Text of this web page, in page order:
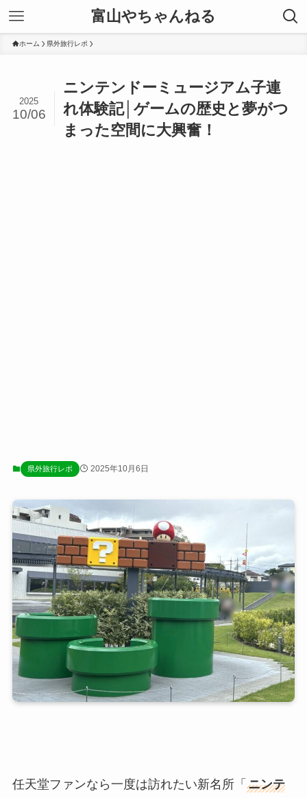
富山やちゃんねる
ホーム 県外旅行レポ
ニンテンドーミュージアム子連
れ体験記│ゲームの歴史と夢がつ
まった空間に大興奮！
2025
10/06
県外旅行レポ 2025年10月6日
任天堂ファンなら一度は訪れたい新名所「 ニンテ